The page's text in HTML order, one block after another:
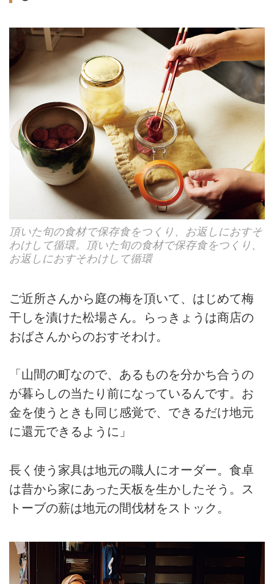
頂いた旬の食材で保存食をつくり、お返しにおすそ
わけして循環。頂いた旬の食材で保存食をつくり、
お返しにおすそわけして循環
ご近所さんから庭の梅を頂いて、はじめて梅
干しを漬けた松場さん。らっきょうは商店の
おばさんからのおすそわけ。
「山間の町なので、あるものを分かち合うの
が暮らしの当たり前になっているんです。お
金を使うときも同じ感覚で、できるだけ地元
に還元できるように」
長く使う家具は地元の職人にオーダー。食卓
は昔から家にあった天板を生かしたそう。ス
トーブの薪は地元の間伐材をストック。